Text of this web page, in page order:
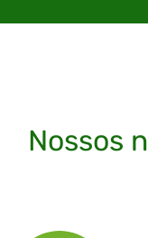
Nossos